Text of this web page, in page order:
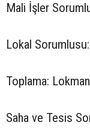
Mali İşler
Lokal
Toplama:
Saha ve Tesis